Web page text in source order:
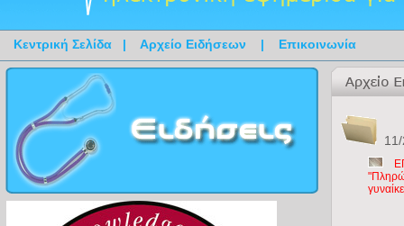
Κεντρική Σελίδα | Αρχείο Ειδήσεων | Επικοινωνία